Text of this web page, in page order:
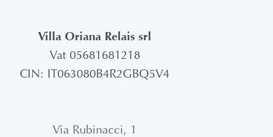
Villa Oriana Relais srl
Vat 05681681218
CIN: IT063080B4R2GBQ5V4
Via Rubinacci, 1